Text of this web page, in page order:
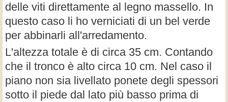
delle viti direttamente al legno massello. In
questo caso li ho verniciati di un bel verde
per abbinarli all'arredamento.
L'altezza totale è di circa 35 cm. Contando
che il tronco è alto circa 10 cm. Nel caso il
piano non sia livellato ponete degli spessori
sotto il piede dal lato più basso prima di